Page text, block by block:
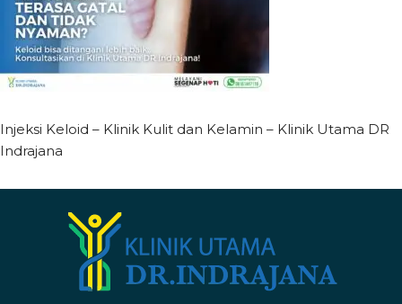
Injeksi Keloid – Klinik Kulit dan Kelamin – Klinik Utama DR
Indrajana